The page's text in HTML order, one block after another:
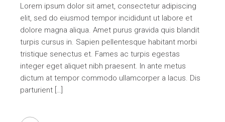
Lorem ipsum dolor sit amet, consectetur adipiscing
elit, sed do eiusmod tempor incididunt ut labore et
dolore magna aliqua. Amet purus gravida quis blandit
turpis cursus in. Sapien pellentesque habitant morbi
tristique senectus et. Fames ac turpis egestas
integer eget aliquet nibh praesent. In ante metus
dictum at tempor commodo ullamcorper a lacus. Dis
parturient […]